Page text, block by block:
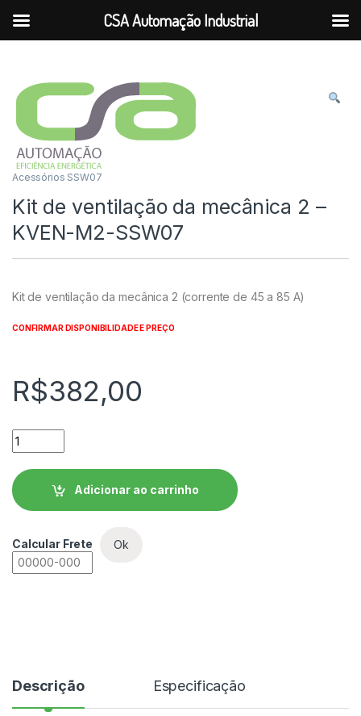
Acessórios SSW07
Kit de ventilação da mecânica 2 –
KVEN-M2-SSW07
Kit de ventilação da mecânica 2 (corrente de 45 a 85 A)
CONFIRMAR DISPONIBILIDADE E PREÇO
R$382,00
Kit de ventilação da mecânica 2 - KVEN-M2-SSW07
Adicionar ao carrinho
Calcular Frete Ok
Descrição Especificação
CSA Automação Industrial